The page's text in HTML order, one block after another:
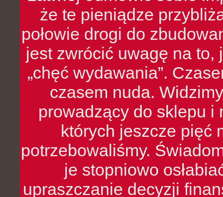
że te pieniądze
połowie drogi do
jest zwrócić uwagę na to,
„chęć wydawania”.
czasem nuda.
prowadzący do sklepu i
których jeszcze pięć
potrzebowaliśmy.
je stopniowo
upraszczanie decyzji